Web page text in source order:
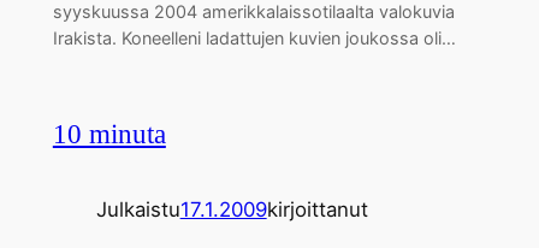
syyskuussa 2004 amerikkalaissotilaalta valokuvia
Irakista. Koneelleni ladattujen kuvien joukossa oli…
10 minuta
Julkaistu17.1.2009kirjoittanut